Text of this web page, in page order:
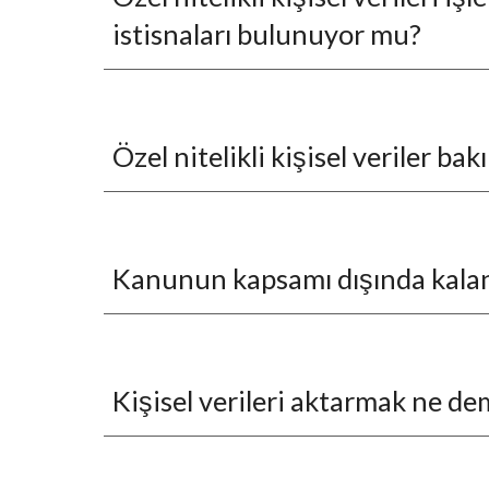
istisnaları bulunuyor mu?
Özel nitelikli kişisel veriler
Kanunun kapsamı dışında
Kişisel verileri aktarmak ne